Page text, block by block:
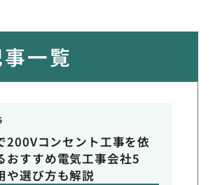
一覧
200Vコンセント工事を依
おすすめ電気工事会社5
や選び方も解説